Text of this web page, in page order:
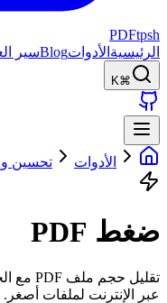
PDFtpsh
الرئيسية الأدواتBlogسير
⌘K
الأدوات تحسين
ضغط PDF
عبر الإنترنت لملفات أصغر.